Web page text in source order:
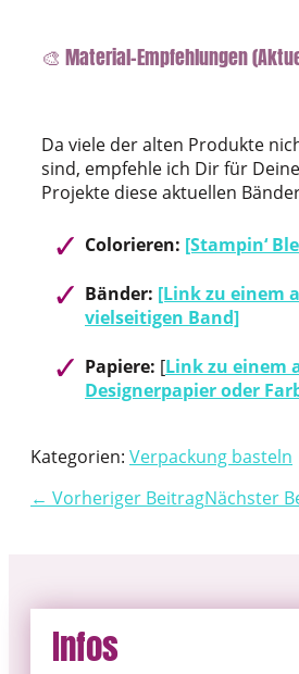
🎨 Material-Empfehlungen
Da viele der alten Produkte
sind, empfehle ich Dir für
Projekte diese aktuellen
Colorieren: [Stampin‘
Bänder: [Link zu einem
vielseitigen Band]
Papiere: [Link zu einem
Designerpapier oder
Kategorien: Verpackung basteln
← Vorheriger BeitragNächster
Infos